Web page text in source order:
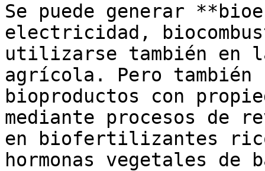
Se puede generar
electricidad,
utilizarse también en
agrícola. Pero también
bioproductos con
mediante procesos de
en biofertilizantes
hormonas vegetales